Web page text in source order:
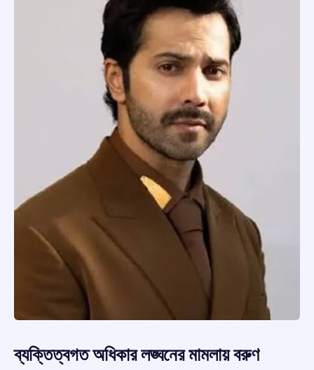
ব্যক্তিত্বগত অধিকার লঙ্ঘনের মামলায় বরুণ